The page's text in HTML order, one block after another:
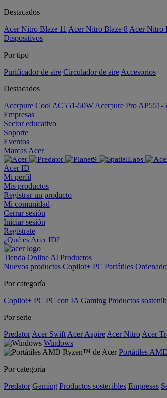
Destacados
Acer Nitro Blaze 11 Acer Nitro Blaze 8 Acer Nitro
Dispositivos
Por tipo
Purificador de aire Circulador de aire Accesorios
Destacados
Acerpure Cool AC551-50W Acerpure Pro AP551-
Empresas
Sector educativo
Soporte
Eventos
Marcas Acer
Acer ID
Mi perfil
Mis productos
Registrar un producto
Mi comunidad
Cerrar sesión
Iniciar sesión
Regístrate
¿Qué es Acer ID?
Tienda Online AI Productos
Nuevos productos Copilot+ PC Portátiles
Por categoría
Copilot+ PC PC con IA Gaming Productos
Por serie
Predator Acer Swift Acer Aspire Acer Nitro Acer
Windows
Portátiles
Por categoría
Predator Gaming Productos sostenibles Empresas